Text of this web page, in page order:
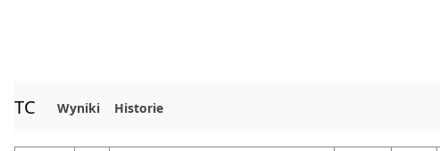
TC Wyniki Historie